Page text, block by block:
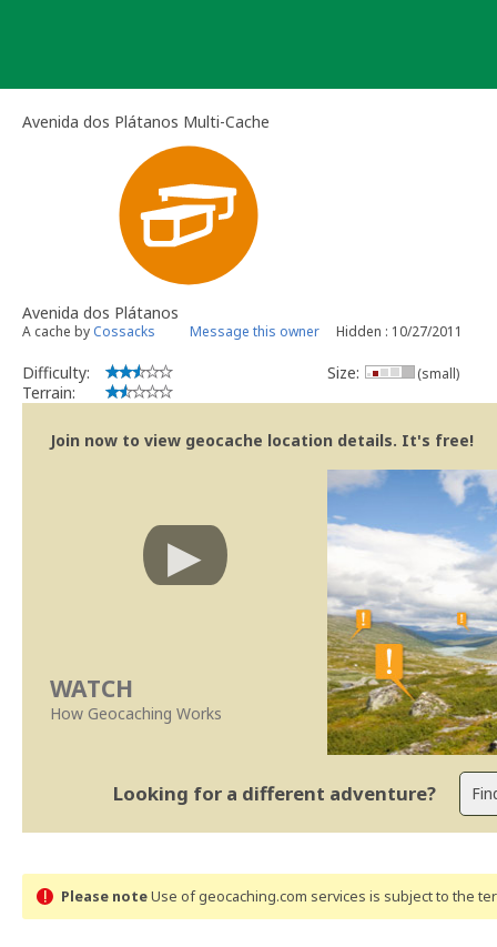
Avenida dos Plátanos Multi-Cache
Avenida dos Plátanos
A cache by Cossacks Message this owner Hidden : 10/27/2011
Difficulty:
Terrain:
Size: (small)
Join now to view geocache location details. It's free!
WATCH
How Geocaching Works
Looking for a different adventure?
Please noteUse of geocaching.com services is subject to the